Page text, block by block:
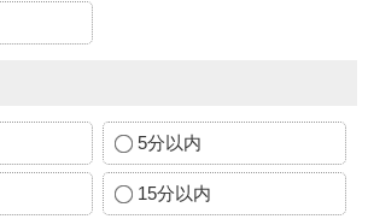
5分以内
15分以内